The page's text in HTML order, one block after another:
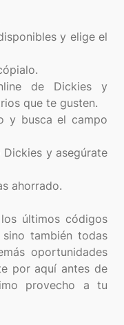
y elige el
de Dickies y
que te gusten.
y busca el campo
y asegúrate
ahorrado.
últimos códigos
también todas
oportunidades
por aquí antes de
provecho a tu